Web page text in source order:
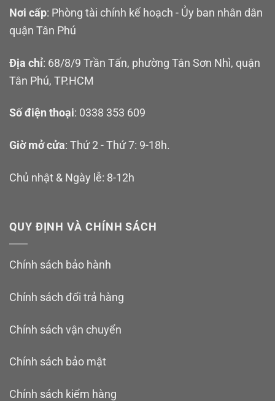
Nơi cấp: Phòng tài chính kế hoạch - Ủy ban nhân dân
quận Tân Phú
Địa chỉ: 68/8/9 Trần Tấn, phường Tân Sơn Nhì, quận
Tân Phú, TP.HCM
Số điện thoại: 0338 353 609
Giờ mở cửa: Thứ 2 - Thứ 7: 9-18h.
Chủ nhật & Ngày lễ: 8-12h
QUY ĐỊNH VÀ CHÍNH SÁCH
Chính sách bảo hành
Chính sách đổi trả hàng
Chính sách vận chuyển
Chính sách bảo mật
Chính sách kiểm hàng